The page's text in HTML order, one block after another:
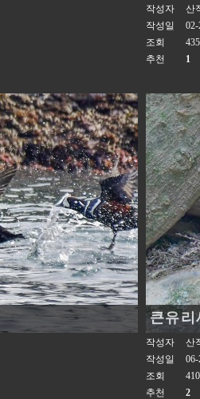
작성자
산
작성일
02-
조회
추천
1
큰유리
작성자
산
작성일
06-
조회
추천
2